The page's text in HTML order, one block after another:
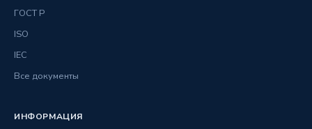
ГОСТ Р
ISO
IEC
Все документы
ИНФОРМАЦИЯ